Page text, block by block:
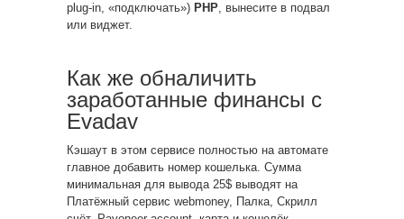
plug-in, «подключать») PHP, вынесите в подвал
или виджет.
Как же обналичить
заработанные финансы с
Evadav
Кэшаут в этом сервисе полностью на автомате
главное добавить номер кошелька. Сумма
минимальная для вывода 25$ выводят на
Платёжный сервис webmoney, Палка, Скрилл